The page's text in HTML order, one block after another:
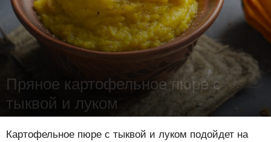
Пряное картофельное пюре с
тыквой и луком
Картофельное пюре с тыквой и луком подойдет на